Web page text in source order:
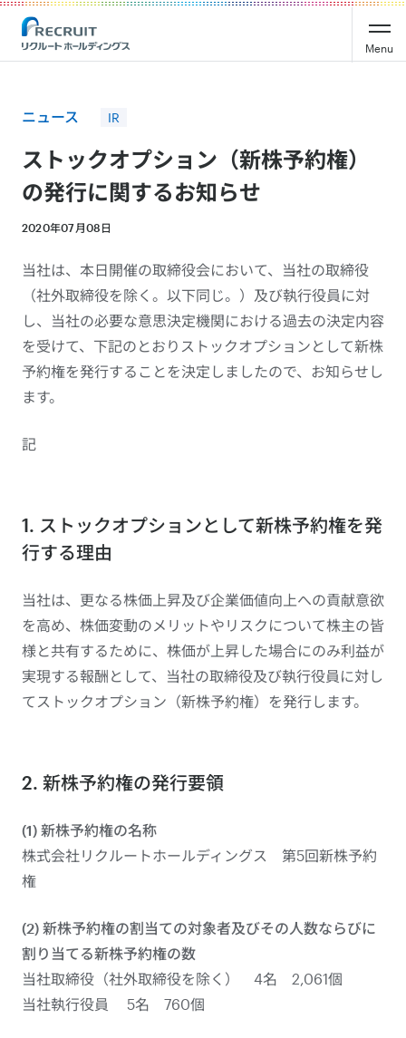
Recruit Holdings
Menu
ニュース IR
ストックオプション（新株予約権）
の発行に関するお知らせ
2020年07月08日
当社は、本日開催の取締役会において、当社の取締役
（社外取締役を除く。以下同じ。）及び執行役員に対
し、当社の必要な意思決定機関における過去の決定内容
を受けて、下記のとおりストックオプションとして新株
予約権を発行することを決定しましたので、お知らせし
ます。
記
1. ストックオプションとして新株予約権を発
行する理由
当社は、更なる株価上昇及び企業価値向上への貢献意欲
を高め、株価変動のメリットやリスクについて株主の皆
様と共有するために、株価が上昇した場合にのみ利益が
実現する報酬として、当社の取締役及び執行役員に対し
てストックオプション（新株予約権）を発行します。
2. 新株予約権の発行要領
(1) 新株予約権の名称
株式会社リクルートホールディングス 第5回新株予約
権
(2) 新株予約権の割当ての対象者及びその人数ならびに
割り当てる新株予約権の数
当社取締役（社外取締役を除く） 4名 2,061個
当社執行役員 5名 760個